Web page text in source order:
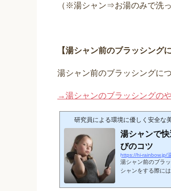
（※湯シャン⇒お湯のみで洗
【湯シャン前のブラッシング
湯シャン前のブラッシングに
→湯シャンのブラッシングの
研究員による環境に優しく安全な
湯シャンで
びのコツ
https://hi-rainbow.jp/
湯シャン前のブラ
シャンをする際に
皮のフケや皮脂が